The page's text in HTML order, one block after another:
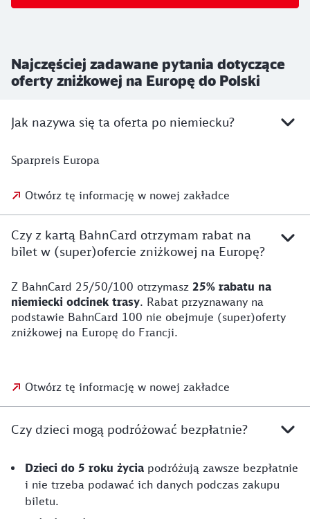
Najczęściej zadawane pytania dotyczące
oferty zniżkowej na Europę do Polski
Jak nazywa się ta oferta po niemiecku?
Sparpreis Europa
Otwórz tę informację w nowej zakładce
Czy z kartą BahnCard otrzymam rabat na
bilet w (super)ofercie zniżkowej na Europę?
Z BahnCard 25/50/100 otrzymasz 25% rabatu na
niemiecki odcinek trasy. Rabat przyznawany na
podstawie BahnCard 100 nie obejmuje (super)oferty
zniżkowej na Europę do Francji.
Otwórz tę informację w nowej zakładce
Czy dzieci mogą podróżować bezpłatnie?
Dzieci do 5 roku życia podróżują zawsze bezpłatnie
i nie trzeba podawać ich danych podczas zakupu
biletu.